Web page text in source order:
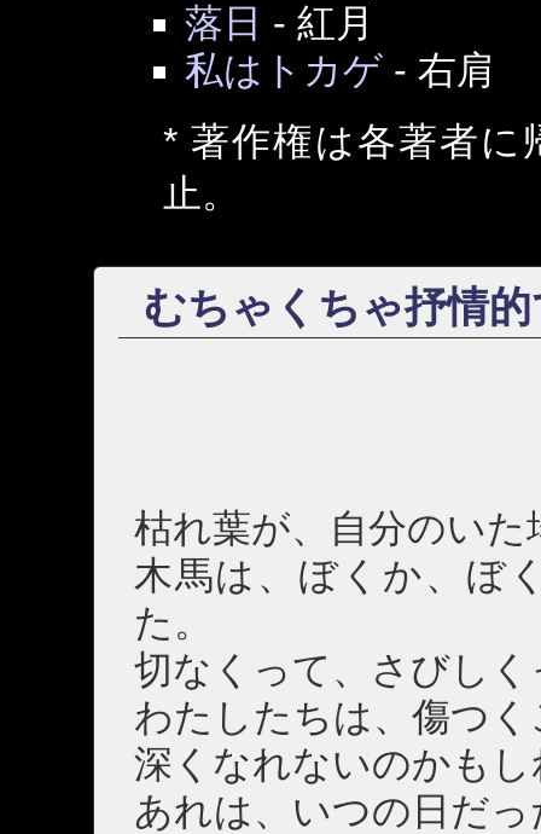
落日 - 紅月
私はトカゲ - 右肩
* 著作権は各著者に
止。
むちゃくちゃ抒情
枯れ葉が、自分のい
木馬は、ぼくか、ぼ
た。
切なくって、さびしく
わたしたちは、傷つ
深くなれないのかも
あれは、いつの日だ